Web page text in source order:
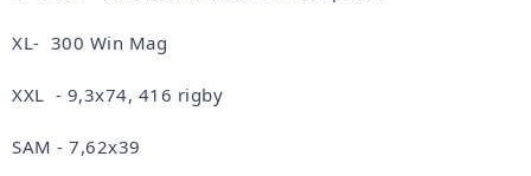
XL- 300 Win Mag
XXL - 9,3x74, 416 rigby
SAM - 7,62x39